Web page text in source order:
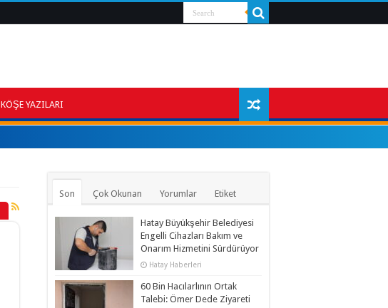
KÖŞE YAZILARI
Son Çok Okunan Yorumlar Etiket
Hatay Büyükşehir Belediyesi
Engelli Cihazları Bakım ve
Onarım Hizmetini Sürdürüyor
Hatay Haberleri
60 Bin Hacılarlının Ortak
Talebi: Ömer Dede Ziyareti